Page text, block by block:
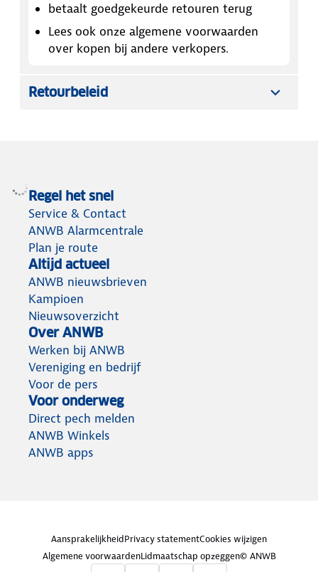
betaalt goedgekeurde retouren terug
Lees ook onze algemene voorwaarden
over kopen bij andere verkopers.
Retourbeleid
Regel het snel
Service & Contact
ANWB Alarmcentrale
Plan je route
Altijd actueel
ANWB nieuwsbrieven
Kampioen
Nieuwsoverzicht
Over ANWB
Werken bij ANWB
Vereniging en bedrijf
Voor de pers
Voor onderweg
Direct pech melden
ANWB Winkels
ANWB apps
AansprakelijkheidPrivacy statementCookies wijzigen
Algemene voorwaardenLidmaatschap opzeggen© ANWB